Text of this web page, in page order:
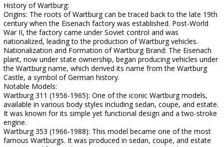
History of Wartburg:
Origins: The roots of Wartburg can be traced back to the late 19th
century when the Eisenach factory was established. Post-World
War II, the factory came under Soviet control and was
nationalized, leading to the production of Wartburg vehicles.
Nationalization and Formation of Wartburg Brand: The Eisenach
plant, now under state ownership, began producing vehicles under
the Wartburg name, which derived its name from the Wartburg
Castle, a symbol of German history.
Notable Models:
Wartburg 311 (1956-1965): One of the iconic Wartburg models,
available in various body styles including sedan, coupe, and estate.
It was known for its simple yet functional design and a two-stroke
engine.
Wartburg 353 (1966-1988): This model became one of the most
famous Wartburgs. It was produced in sedan, coupe, and estate